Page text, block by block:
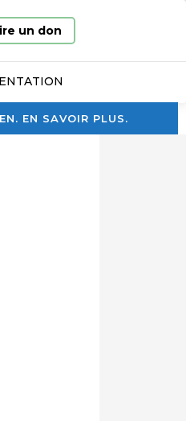
EN SAVOIR PLUS.
un don
SUR FACEBOOK
SUR